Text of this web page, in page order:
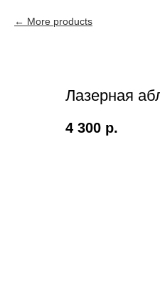
More products
Лазерная
4 300 р.